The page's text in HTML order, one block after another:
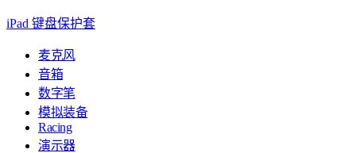
iPad 键盘保护套
麦克风
音箱
数字笔
模拟装备
Racing
演示器